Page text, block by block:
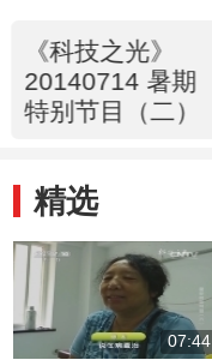
《科技之光》
20140714 暑期
特别节目（二）
精选
07:44